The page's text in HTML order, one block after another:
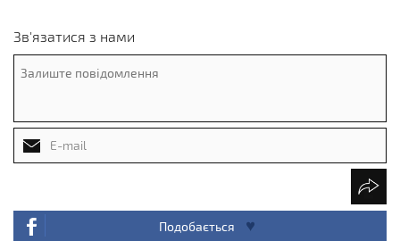
Зв'язатися з нами
Подобається